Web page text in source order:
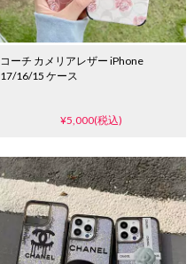
コーチ カメリアレザー iPhone
17/16/15 ケース
¥5,000(税込)